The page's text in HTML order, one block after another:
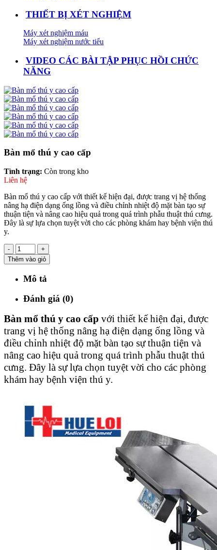
THIẾT BỊ XÉT NGHIỆM
Máy xét nghiệm máu
Máy xét nghiệm nước tiểu
VIDEO CÁC BÀI TẬP PHỤC HỒI CHỨC
NĂNG
Bàn mổ thú y cao cấp
Tình trạng: Còn trong kho
Liên hệ
Bàn mổ thú y cao cấp với thiết kế hiện đại, được trang vị hệ thống
nâng hạ điện dạng ống lồng và điều chỉnh nhiệt độ mặt bàn tạo sự
thuận tiện và nâng cao hiệu quả trong quá trình phẫu thuật thú cưng.
Đây là sự lựa chọn tuyệt vời cho các phòng khám hay bệnh viện thú
y.
-
+
Thêm vào giỏ
Mô tả
Đánh giá (0)
Bàn mổ thú y cao cấp với thiết kế hiện đại, được
trang vị hệ thống nâng hạ điện dạng ống lồng và
điều chỉnh nhiệt độ mặt bàn tạo sự thuận tiện và
nâng cao hiệu quả trong quá trình phẫu thuật thú
cưng. Đây là sự lựa chọn tuyệt vời cho các phòng
khám hay bệnh viện thú y.